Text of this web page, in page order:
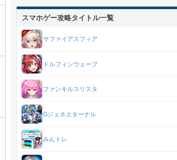
スマホゲー攻略タイトル一覧
サファイアスフィア
ドルフィンウェーブ
ファンキルスリスタ
Gジェネエターナル
みんトレ